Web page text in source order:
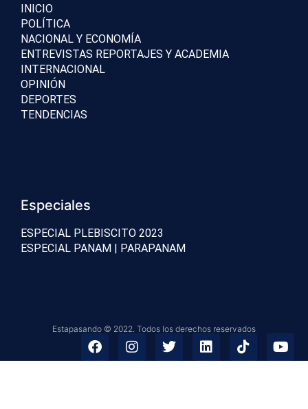
INICIO
POLÍTICA
NACIONAL Y ECONOMÍA
ENTREVISTAS REPORTAJES Y ACADEMIA
INTERNACIONAL
OPINIÓN
DEPORTES
TENDENCIAS
Especiales
ESPECIAL PLEBISCITO 2023
ESPECIAL PANAM | PARAPANAM
Estapasando © 2022. Todos los derechos reservados